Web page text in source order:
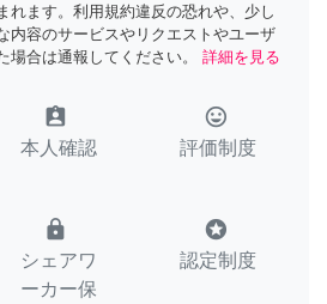
れます。利用規約違反の恐れや、少し
内容のサービスやリクエストやユーザ
場合は通報してください。
詳細を見る
assignment_ind
本人確認
tag_faces
評価制度
lock
シェアワ
ーカー保
stars
認定制度